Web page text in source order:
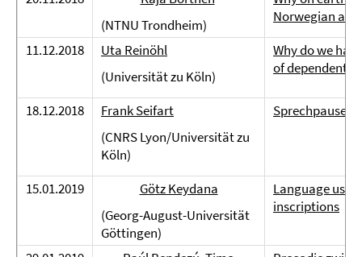
(NTNU Trondheim)
Norwegian
11.12.2018
Uta Reinöhl
(Universität zu Köln)
Why do we
of dependents
18.12.2018
Frank Seifart
(CNRS Lyon/Universität zu
Köln)
Sprechpausen
15.01.2019
Götz Keydana
(Georg-August-Universität
Göttingen)
Language use
inscriptions